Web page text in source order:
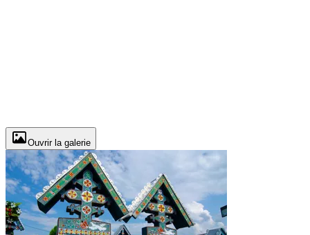
Ouvrir la galerie